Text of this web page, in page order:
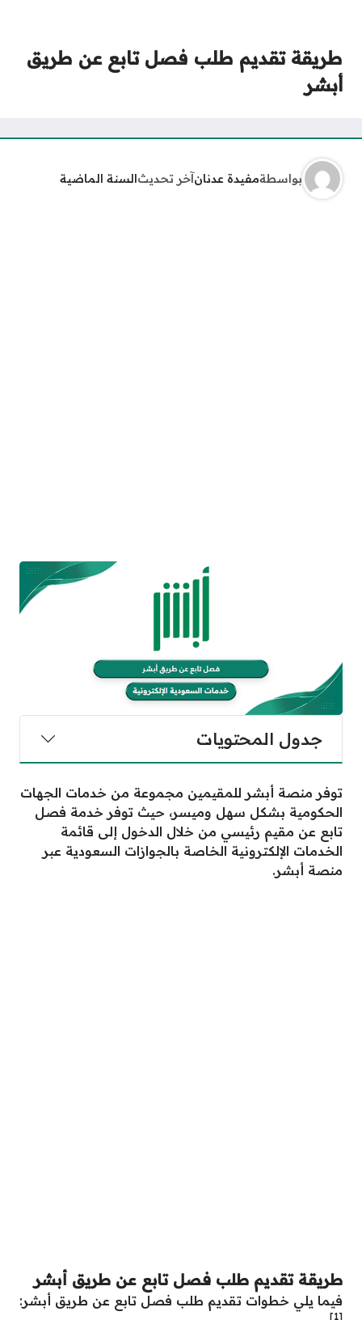
طريقة تقديم طلب فصل تابع عن طريق
أبشر
بواسطةمفيدة عدنانآخر تحديثالسنة الماضية
جدول المحتويات
توفر منصة أبشر للمقيمين مجموعة من خدمات الجهات
الحكومية بشكل سهل وميسر، حيث توفر خدمة فصل
تابع عن مقيم رئيسي من خلال الدخول إلى قائمة
الخدمات الإلكترونية الخاصة بالجوازات السعودية عبر
منصة أبشر.
طريقة تقديم طلب فصل تابع عن طريق أبشر
فيما يلي خطوات تقديم طلب فصل تابع عن طريق أبشر:
[1]